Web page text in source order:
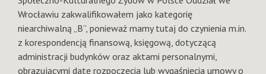
Wrocławiu zakwalifikowałem jako kategorię
niearchiwalną „B”, ponieważ mamy tutaj do czynienia m.in.
z korespondencją finansową, księgową, dotyczącą
administracji budynków oraz aktami personalnymi,
obrazującymi datę rozpoczęcia lub wygaśnięcia umowy o